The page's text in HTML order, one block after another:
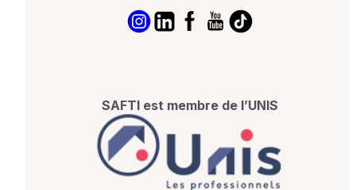
SAFTI est membre de l’UNIS